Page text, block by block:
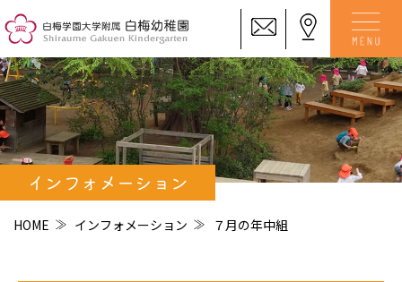
インフォメーション
HOME インフォメーション ７月の年中組